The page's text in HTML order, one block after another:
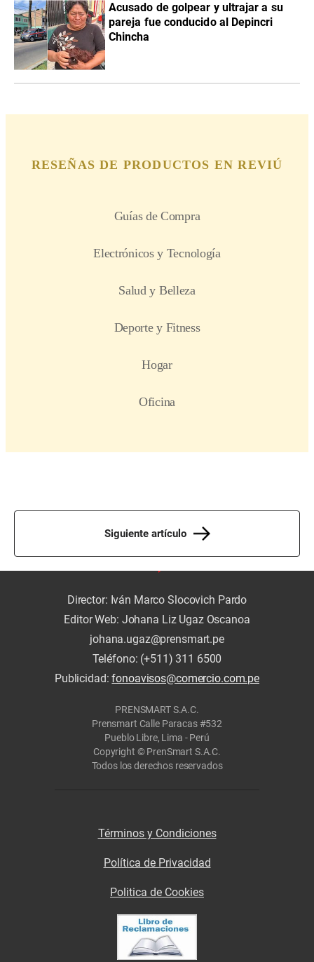
Acusado de golpear y ultrajar a su
pareja fue conducido al Depincri
Chincha
Siguiente artículo
Director: Iván Marco Slocovich Pardo
Editor Web: Johana Liz Ugaz Oscanoa
johana.ugaz@prensmart.pe
Teléfono: (+511) 311 6500
Publicidad:fonoavisos@comercio.com.pe
PRENSMART S.A.C.
Prensmart Calle Paracas #532
Pueblo Libre, Lima - Perú
Copyright © PrenSmart S.A.C.
Todos los derechos reservados
Términos y Condiciones
Política de Privacidad
Politica de Cookies